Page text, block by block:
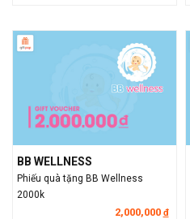
BB WELLNESS
Phiếu quà tặng BB Wellness
2000k
2,000,000 đ